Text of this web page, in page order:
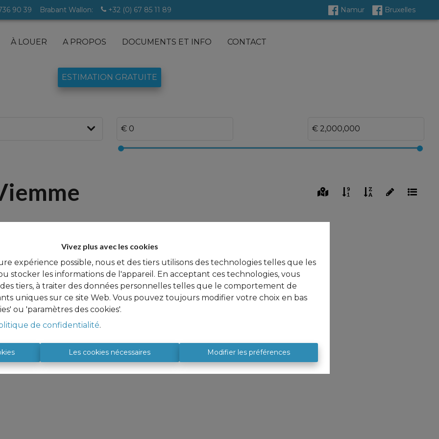
Vivez plus avec les cookies
expérience possible, nous et des tiers utilisons des technologies telles que les
stocker les informations de l'appareil. En acceptant ces technologies, vous
tiers, à traiter des données personnelles telles que le comportement de
uniques sur ce site Web. Vous pouvez toujours modifier votre choix en bas
ou 'paramètres des cookies'.
de confidentialité.
Les cookies nécessaires Modifier les préférences
90 39 Brabant Wallon: +32 (0) 67 85 11 89 Namur Bruxelles
À LOUER A PROPOS DOCUMENTS ET INFO CONTACT
ESTIMATION GRATUITE